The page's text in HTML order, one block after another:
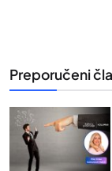
Preporučeni